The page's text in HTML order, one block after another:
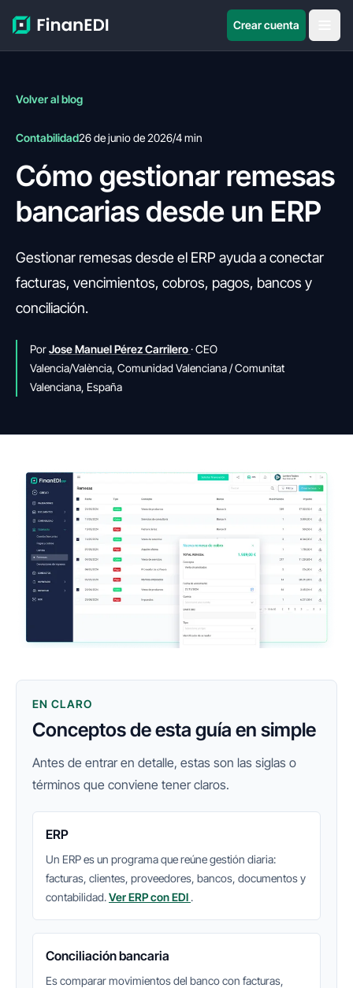
Crear cuenta
Volver al blog
Contabilidad26 de junio de 2026/4 min
Cómo gestionar remesas
bancarias desde un ERP
Gestionar remesas desde el ERP ayuda a conectar
facturas, vencimientos, cobros, pagos, bancos y
conciliación.
PorJose Manuel Pérez Carrilero· CEO
Valencia/València, Comunidad Valenciana / Comunitat
Valenciana, España
EN CLARO
Conceptos de esta guía en simple
Antes de entrar en detalle, estas son las siglas o
términos que conviene tener claros.
ERP
Un ERP es un programa que reúne gestión diaria:
facturas, clientes, proveedores, bancos, documentos y
contabilidad.Ver ERP con EDI .
Conciliación bancaria
Es comparar movimientos del banco con facturas,